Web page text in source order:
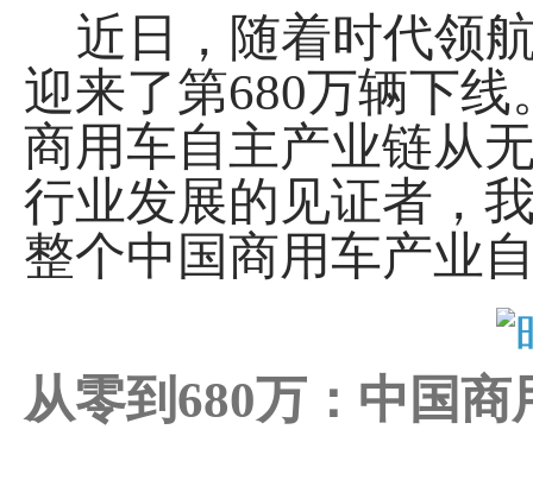
近日，随着时代领
迎来了第680万辆下
商用车自主产业链从
行业发展的见证者，
整个中国商用车产业
从零到680万：中国